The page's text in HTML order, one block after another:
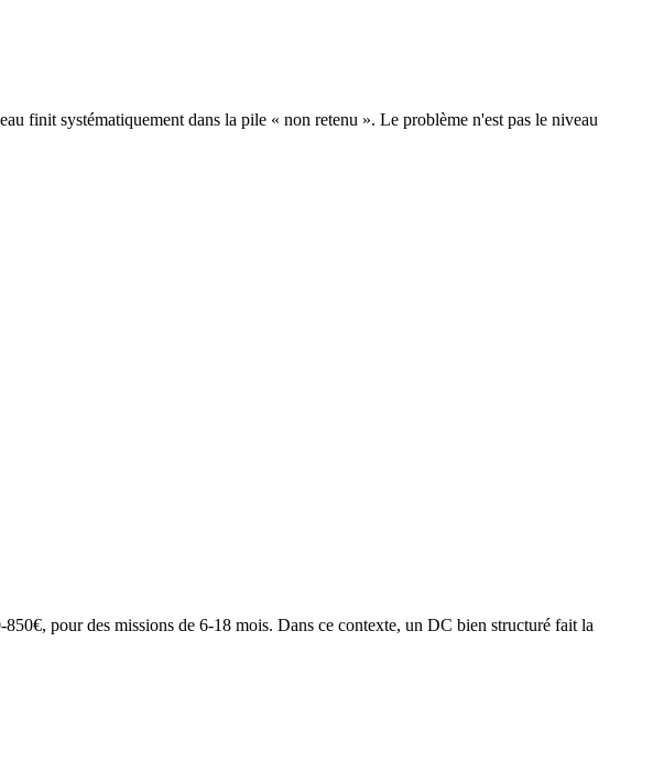
finit systématiquement dans la pile « non retenu ». Le problème n'est pas le niveau
pour des missions de 6-18 mois. Dans ce contexte, un DC bien structuré fait la